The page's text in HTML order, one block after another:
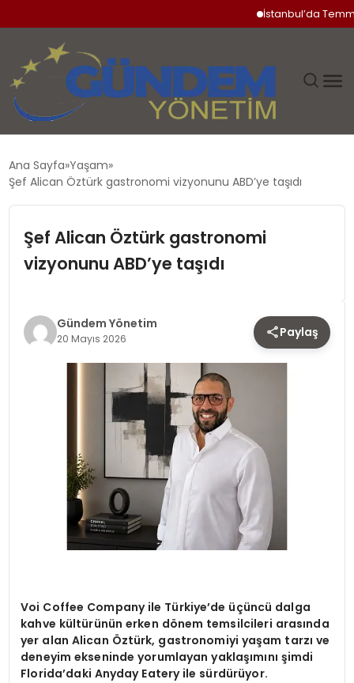
İstanbul’da Temmuz
DÜNYA
EKONOMI
SPOR
TEKNOLOJI
Ana Sayfa Yaşam
Şef Alican Öztürk gastronomi vizyonunu ABD’ye taşıdı
Şef Alican Öztürk gastronomi
vizyonunu ABD’ye taşıdı
Gündem Yönetim
20 Mayıs 2026 Paylaş
Voi Coffee Company ile Türkiye’de üçüncü dalga
kahve kültürünün erken dönem temsilcileri arasında
yer alan Alican Öztürk, gastronomiyi yaşam tarzı ve
deneyim ekseninde yorumlayan yaklaşımını şimdi
Florida’daki Anyday Eatery ile sürdürüyor.